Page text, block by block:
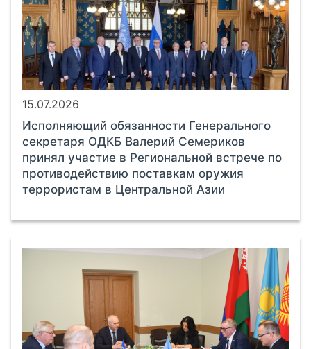
15.07.2026
Исполняющий обязанности Генерального
секретаря ОДКБ Валерий Семериков
принял участие в Региональной встрече по
противодействию поставкам оружия
террористам в Центральной Азии